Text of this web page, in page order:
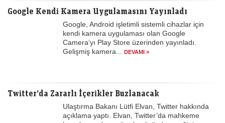
Google Kendi Kamera Uygulamasını Yayınladı
Google, Android işletimli sistemli cihazlar için
kendi kamera uygulaması olan Google
Camera’yı Play Store üzerinden yayınladı.
Gelişmiş kamera... DEVAMI »
Twitter’da Zararlı İçerikler Buzlanacak
Ulaştırma Bakanı Lütfi Elvan, Twitter hakkında
açıklama yaptı. Elvan, Twitter’da mahkeme